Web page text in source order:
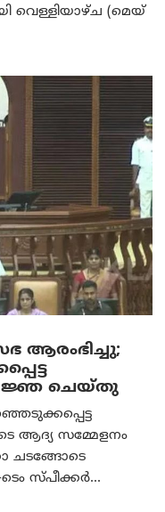
വെള്ളിയാഴ്ച (മെയ്
ആരംഭിച്ചു;
ചെയ്തു
ആദ്യ സമ്മേളനം
ചടങ്ങോടെ
സ്പീക്കർ...